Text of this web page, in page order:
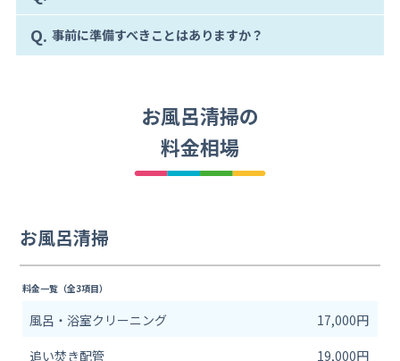
Q. 事前に準備すべきことはありますか？
お風呂清掃の
料金相場
お風呂清掃
料金一覧（全3項目）
風呂・浴室クリーニング
17,000円
追い焚き配管
19,000円